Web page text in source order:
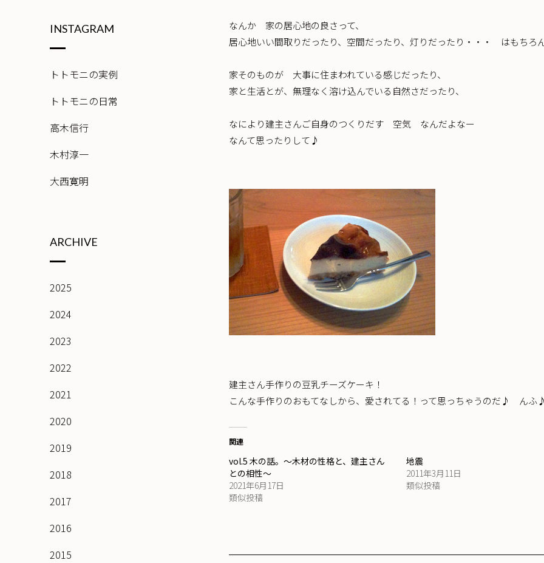
なんか 家の居心地の良さって、
居心地いい間取りだったり、空間だったり、灯りだったり・・・ はもちろ
家そのものが 大事に住まわれている感じだったり、
家と生活とが、無理なく溶け込んでいる自然さだったり、
なにより建主さんご自身のつくりだす 空気 なんだよなー
なんて思ったりして♪
建主さん手作りの豆乳チーズケーキ！
こんな手作りのおもてなしから、愛されてる！って思っちゃうのだ♪ んふ
関連
vol.5 木の話。～木材の性格と、建主さん
との相性～
2021年6月17日
類似投稿
地震
2011年3月11日
類似投稿
INSTAGRAM
トトモニの実例
トトモニの日常
高木信行
木村淳一
大西寛明
ARCHIVE
2025
2024
2023
2022
2021
2020
2019
2018
2017
2016
2015